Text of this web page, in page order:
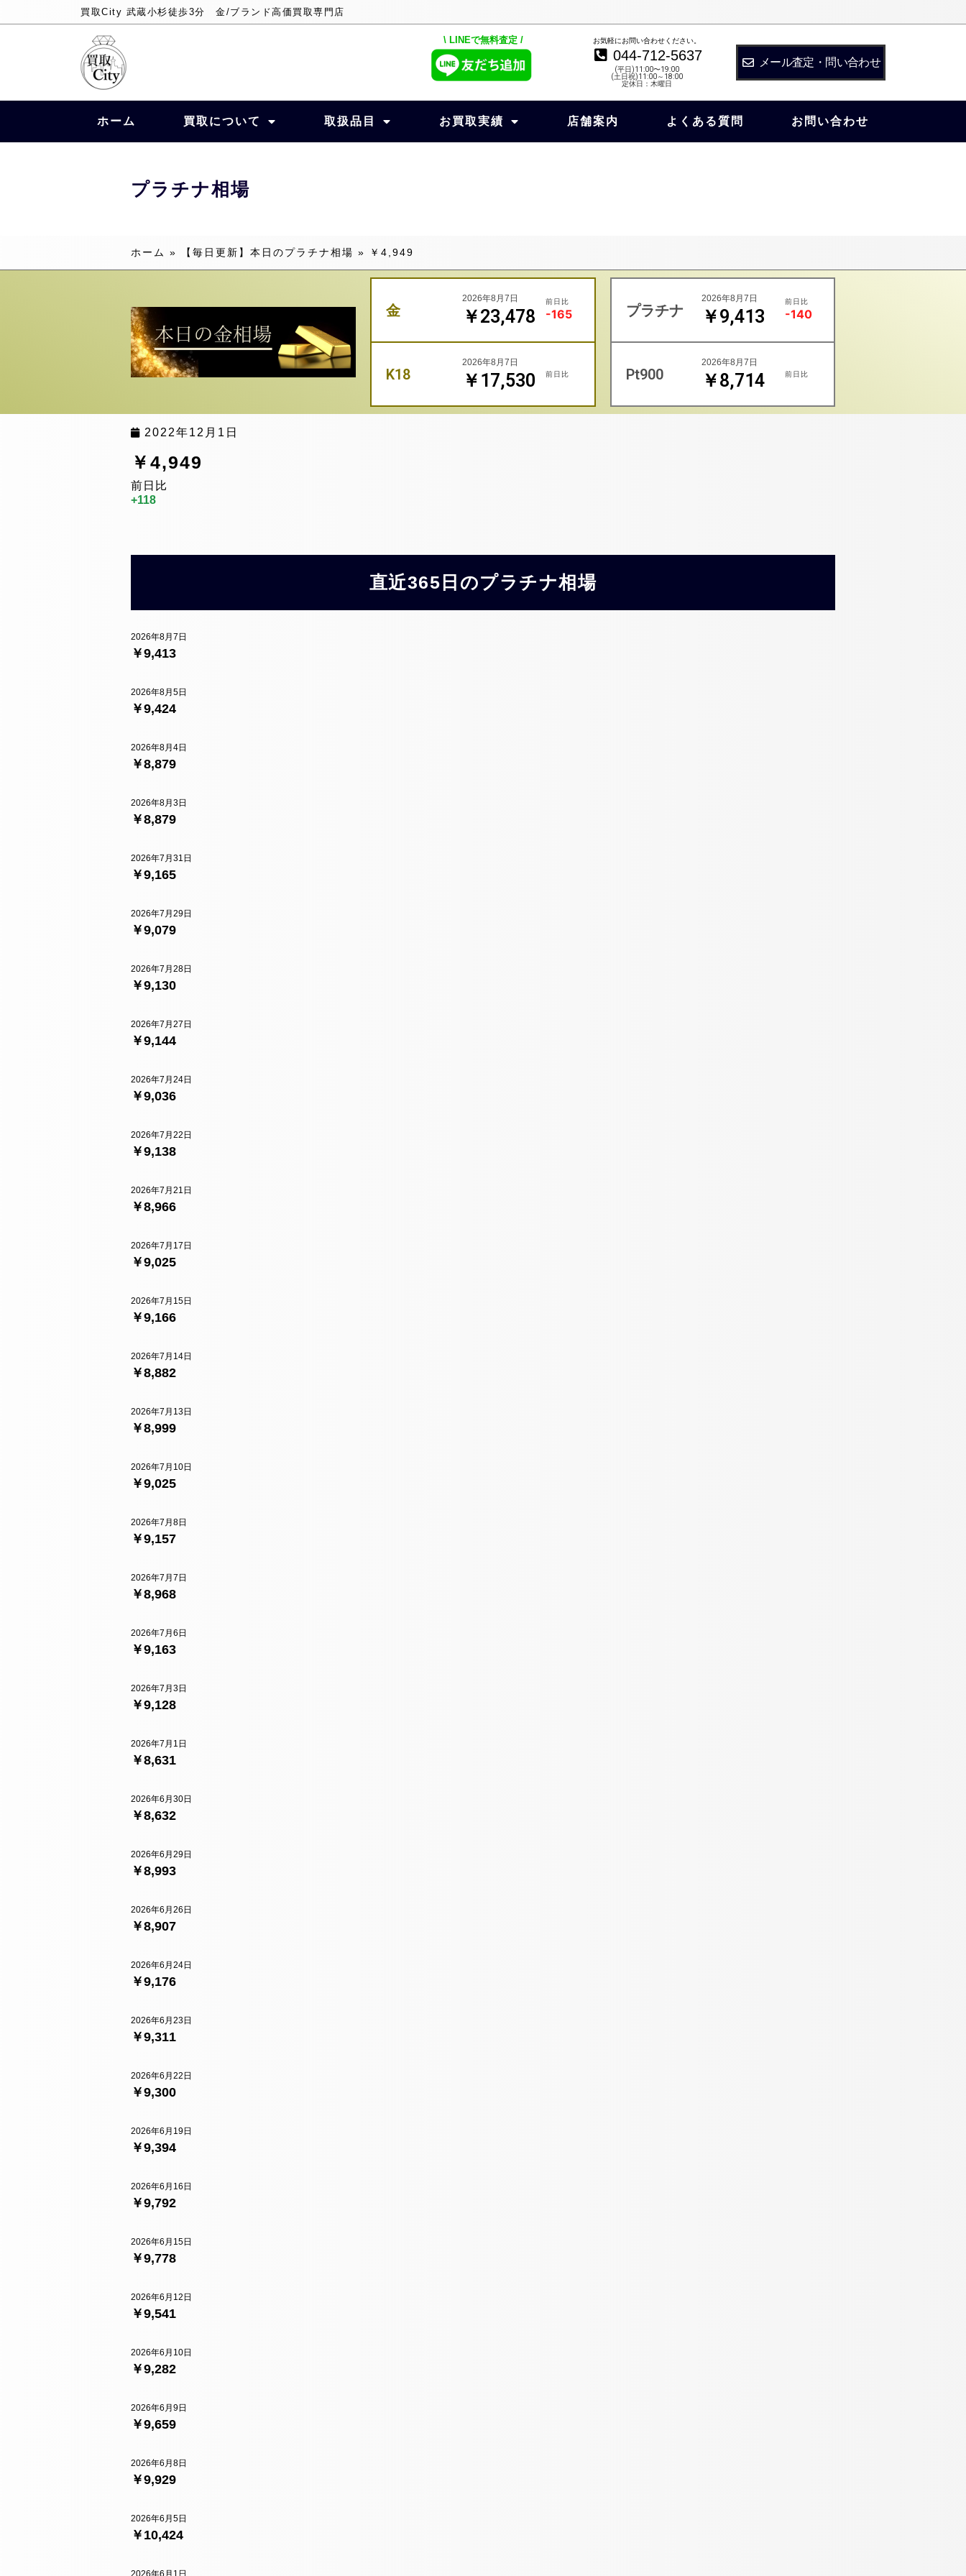
買取City 武蔵小杉徒歩3分 金/ブランド高価買取専門店
\ LINEで無料査定 / お気軽にお問い合わせください。
044-712-5637
(平日)11:00〜19:00
(土日祝)11:00～18:00
定休日：木曜日
メール査定・問い合わせ
ホーム 買取について 取扱品目 お買取実績 店舗案内 よくある質問 お問い合わせ
プラチナ相場
ホーム » 【毎日更新】本日のプラチナ相場 » ￥4,949
金 ￥23,478
2026年8月7日 前日比
-165
K18 ￥17,530
2026年8月7日
前日比
プラチナ ￥9,413
2026年8月7日 前日比
-140
Pt900 ￥8,714
2026年8月7日
前日比
2022年12月1日
￥4,949
前日比
+118
直近365日のプラチナ相場
￥9,413
2026年8月7日
￥9,424
2026年8月5日
￥8,879
2026年8月4日
￥8,879
2026年8月3日
￥9,165
2026年7月31日
￥9,079
2026年7月29日
￥9,130
2026年7月28日
￥9,144
2026年7月27日
￥9,036
2026年7月24日
￥9,138
2026年7月22日
￥8,966
2026年7月21日
￥9,025
2026年7月17日
￥9,166
2026年7月15日
￥8,882
2026年7月14日
￥8,999
2026年7月13日
￥9,025
2026年7月10日
￥9,157
2026年7月8日
￥8,968
2026年7月7日
￥9,163
2026年7月6日
￥9,128
2026年7月3日
￥8,631
2026年7月1日
￥8,632
2026年6月30日
￥8,993
2026年6月29日
￥8,907
2026年6月26日
￥9,176
2026年6月24日
￥9,311
2026年6月23日
￥9,300
2026年6月22日
￥9,394
2026年6月19日
￥9,792
2026年6月16日
￥9,778
2026年6月15日
￥9,541
2026年6月12日
￥9,282
2026年6月10日
￥9,659
2026年6月9日
￥9,929
2026年6月8日
￥10,424
2026年6月5日